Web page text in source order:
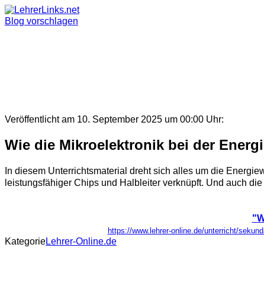
Skip
to
Blog vorschlagen
Veröffentlicht am 10. September 2025 um 00:00 Uhr:
Wie die Mikroelektronik bei der
In diesem Unterrichtsmaterial dreht sich alles um die
leistungsfähiger Chips und Halbleiter verknüpft. Und auch
https://www.lehrer-online.de/unterricht/
KategorieLehrer-Online.de